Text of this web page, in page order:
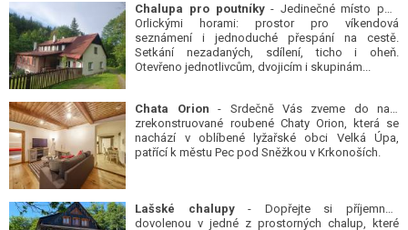
Chalupa pro poutníky- Jedinečné místo pod
Orlickými horami: prostor pro víkendová
seznámení i jednoduché přespání na cestě.
Setkání nezadaných, sdílení, ticho i oheň.
Otevřeno jednotlivcům, dvojicím i skupinám...
Chata Orion - Srdečně Vás zveme do naší
zrekonstruované roubené Chaty Orion, která se
nachází v oblíbené lyžařské obci Velká Úpa,
patřící k městu Pec pod Sněžkou v Krkonoších.
Lašské chalupy- Dopřejte si příjemnou
dovolenou v jedné z prostorných chalup, které